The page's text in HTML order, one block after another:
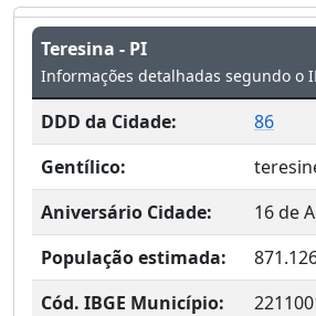
Teresina - PI
Informações detalhadas segundo o
DDD da Cidade:
86
Gentílico:
Aniversário Cidade:
16 de
População estimada:
Cód. IBGE Município: